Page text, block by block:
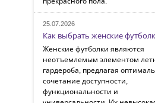
25.07.2026
Как выбрать женские
Женские футболки являются
неотъемлемым элементом
гардероба, предлагая
сочетание доступности,
функциональности и